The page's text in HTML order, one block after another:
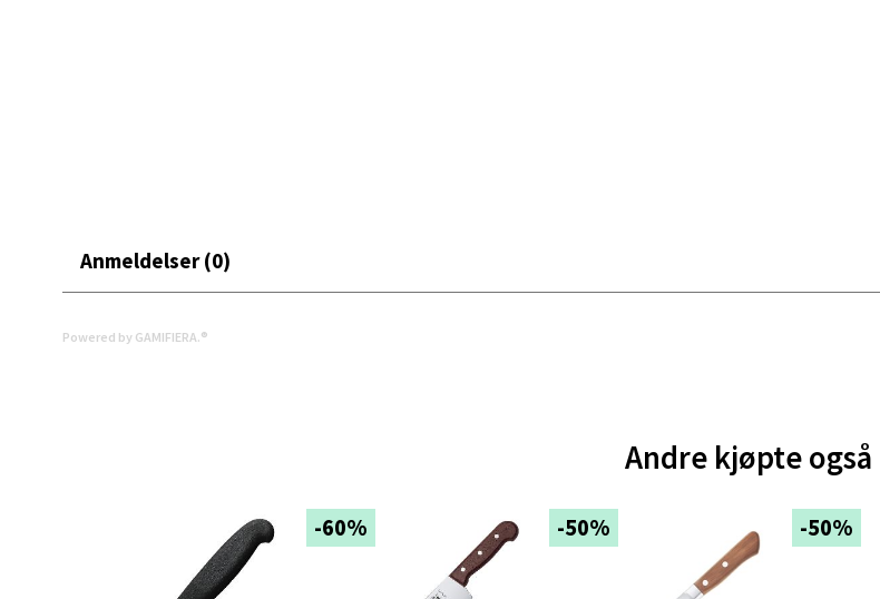
Anmeldelser (0)
Powered by GAMIFIERA.®
Andre kjøpte også
-60% -50% -50%
Mandal - Alti Mandal
Skarvøyveien 55, 4517 Mandal
Åpent i dag 10-20
0 i butikk